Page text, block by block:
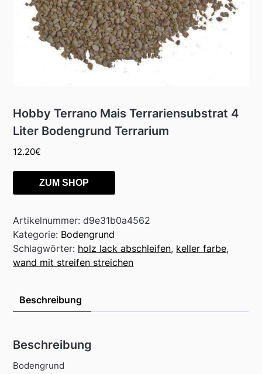
Hobby Terrano Mais Terrariensubstrat 4
Liter Bodengrund Terrarium
12.20€
ZUM SHOP
Artikelnummer:d9e31b0a4562
Kategorie: Bodengrund
Schlagwörter: holz lack abschleifen, keller farbe,
wand mit streifen streichen
Beschreibung
Beschreibung
Bodengrund